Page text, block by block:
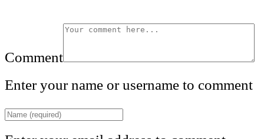
Comment
Enter your name or username to comment